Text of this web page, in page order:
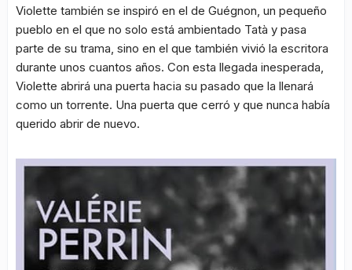
Violette también se inspiró en el de Guégnon, un pequeño
pueblo en el que no solo está ambientado Tatà y pasa
parte de su trama, sino en el que también vivió la escritora
durante unos cuantos años. Con esta llegada inesperada,
Violette abrirá una puerta hacia su pasado que la llenará
como un torrente. Una puerta que cerró y que nunca había
querido abrir de nuevo.